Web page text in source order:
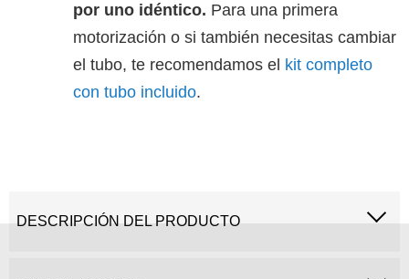
por uno idéntico. Para una primera
motorización o si también necesitas cambiar
el tubo, te recomendamos el kit completo
con tubo incluido.
DESCRIPCIÓN DEL PRODUCTO